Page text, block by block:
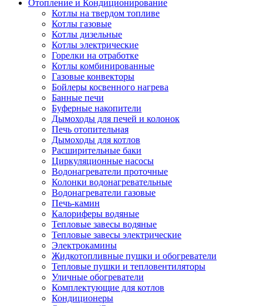
Отопление и Кондиционирование
Котлы на твердом топливе
Котлы газовые
Котлы дизельные
Котлы электрические
Горелки на отработке
Котлы комбинированные
Газовые конвекторы
Бойлеры косвенного нагрева
Банные печи
Буферные накопители
Дымоходы для печей и колонок
Печь отопительная
Дымоходы для котлов
Расширительные баки
Циркуляционные насосы
Водонагреватели проточные
Колонки водонагревательные
Водонагреватели газовые
Печь-камин
Калориферы водяные
Тепловые завесы водяные
Тепловые завесы электрические
Электрокамины
Жидкотопливные пушки и обогреватели
Тепловые пушки и тепловентиляторы
Уличные обогреватели
Комплектующие для котлов
Кондиционеры